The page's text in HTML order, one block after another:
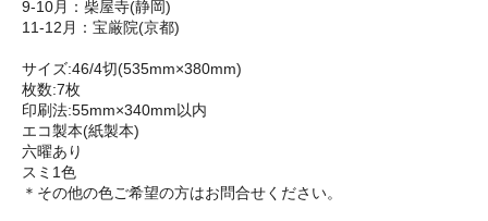
9-10月：柴屋寺(静岡)
11-12月：宝厳院(京都)
サイズ:46/4切(535mm×380mm)
枚数:7枚
印刷法:55mm×340mm以内
エコ製本(紙製本)
六曜あり
スミ1色
＊その他の色ご希望の方はお問合せください。